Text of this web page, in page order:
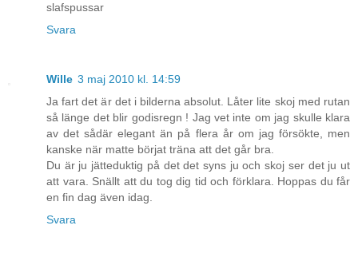
slafspussar
Svara
Wille 3 maj 2010 kl. 14:59
Ja fart det är det i bilderna absolut. Låter lite skoj med rutan
så länge det blir godisregn ! Jag vet inte om jag skulle klara
av det sådär elegant än på flera år om jag försökte, men
kanske när matte börjat träna att det går bra.
Du är ju jätteduktig på det det syns ju och skoj ser det ju ut
att vara. Snällt att du tog dig tid och förklara. Hoppas du får
en fin dag även idag.
Svara